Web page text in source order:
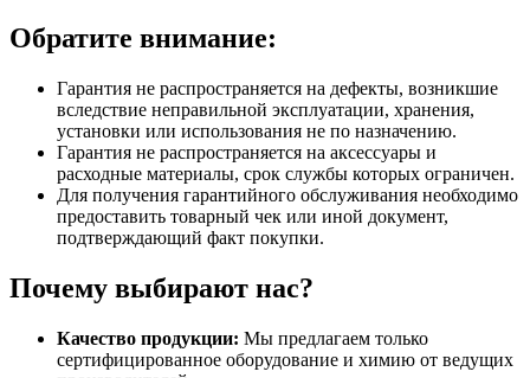
Обратите внимание:
Гарантия не распространяется на дефекты, возникшие
вследствие неправильной эксплуатации, хранения,
установки или использования не по назначению.
Гарантия не распространяется на аксессуары и
расходные материалы, срок службы которых ограничен.
Для получения гарантийного обслуживания необходимо
предоставить товарный чек или иной документ,
подтверждающий факт покупки.
Почему выбирают нас?
Качество продукции: Мы предлагаем только
сертифицированное оборудование и химию от ведущих